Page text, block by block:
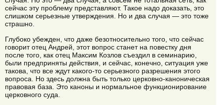
сейчас эту проблему представляют. Такое надо доказать, это
слишком серьезные утверждения. Но и два случая — это тоже
страшно.
Глубоко убежден, что даже безотносительно того, что сейчас
говорит отец Андрей, этот вопрос станет на повестку дня
после того, как отец Максим Козлов съездил в семинарию,
были предприняты действия, и сейчас, конечно, ситуация уже
такова, что все ждут какого-то серьезного разрешения этого
вопроса. Но здесь должна быть только церковно-каноническая
правовая база. Это каноны и нормальное функционирование
церковного суда.